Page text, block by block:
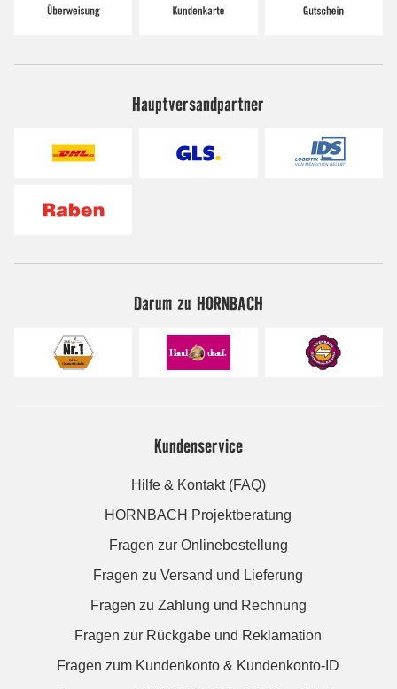
Hauptversandpartner
Darum zu HORNBACH
Kundenservice
Hilfe & Kontakt (FAQ)
HORNBACH Projektberatung
Fragen zur Onlinebestellung
Fragen zu Versand und Lieferung
Fragen zu Zahlung und Rechnung
Fragen zur Rückgabe und Reklamation
Fragen zum Kundenkonto & Kundenkonto-ID